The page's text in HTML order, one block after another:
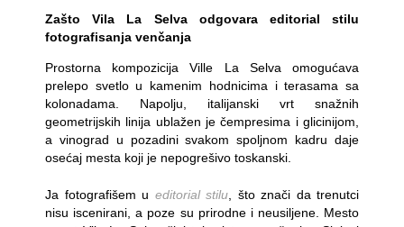
Zašto Vila La Selva odgovara editorial stilu
fotografisanja venčanja
Prostorna kompozicija Ville La Selva omogućava
prelepo svetlo u kamenim hodnicima i terasama sa
kolonadama. Napolju, italijanski vrt snažnih
geometrijskih linija ublažen je čempresima i glicinijom,
a vinograd u pozadini svakom spoljnom kadru daje
osećaj mesta koji je nepogrešivo toskanski.
Ja fotografišem u editorial stilu , što znači da trenutci
nisu iscenirani, a poze su prirodne i neusiljene. Mesto